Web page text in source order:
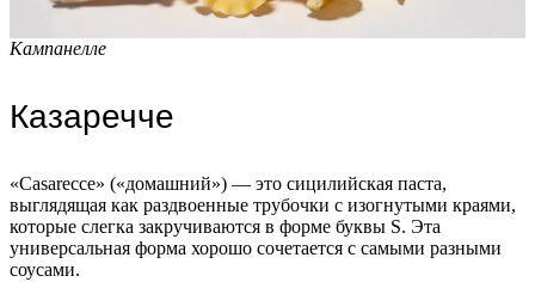
Кампанелле
Казаречче
«Casarecce» («домашний») — это сицилийская паста,
выглядящая как раздвоенные трубочки с изогнутыми краями,
которые слегка закручиваются в форме буквы S. Эта
универсальная форма хорошо сочетается с самыми разными
соусами.